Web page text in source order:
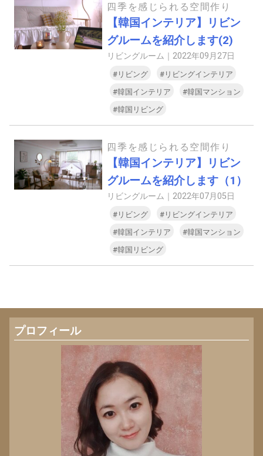
四季を感じられる空間作り
【韓国インテリア】リビン
グルームを紹介します(2)
リビングルーム｜2022年09月27日
#リビング
#リビングインテリア
#韓国インテリア
#韓国マンション
#韓国リビング
四季を感じられる空間作り
【韓国インテリア】リビン
グルームを紹介します（1）
リビングルーム｜2022年07月05日
#リビング
#リビングインテリア
#韓国インテリア
#韓国マンション
#韓国リビング
プロフィール